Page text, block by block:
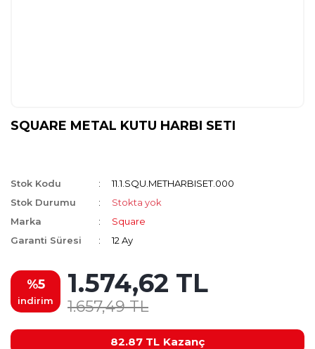
SQUARE METAL KUTU HARBI SETI
Stok Kodu
11.1.SQU.METHARBISET.000
Stok Durumu
Stokta yok
Marka
Square
Garanti Süresi
12 Ay
%5
indirim
1.574,62 TL
1.657,49 TL
82.87 TL Kazanç